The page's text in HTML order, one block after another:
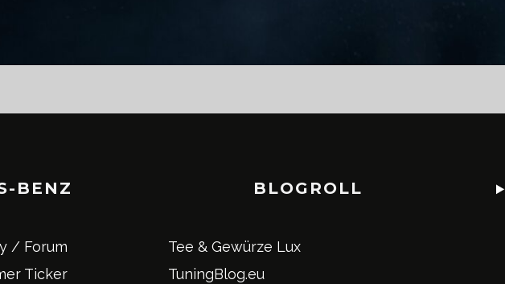
BENZ
/ Forum
Ticker
BLOGROLL
Tee & Gewürze Lux
TuningBlog.eu